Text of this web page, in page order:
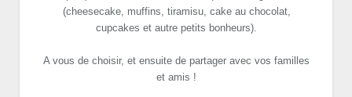
(cheesecake, muffins, tiramisu, cake au chocolat,
cupcakes et autre petits bonheurs).
A vous de choisir, et ensuite de partager avec vos familles
et amis !